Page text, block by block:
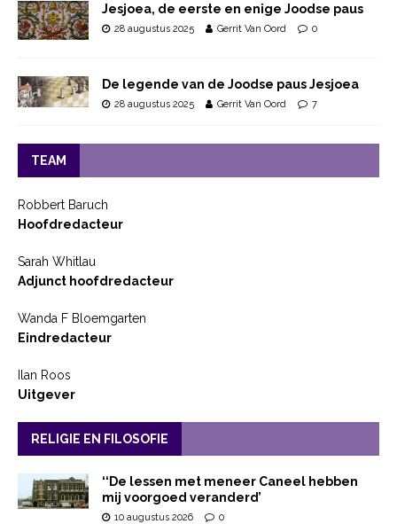
Jesjoea, de eerste en enige Joodse paus
28 augustus 2025 Gerrit Van Oord 0
De legende van de Joodse paus Jesjoea
28 augustus 2025 Gerrit Van Oord 7
TEAM
Robbert Baruch
Hoofdredacteur
Sarah Whitlau
Adjunct hoofdredacteur
Wanda F Bloemgarten
Eindredacteur
Ilan Roos
Uitgever
RELIGIE EN FILOSOFIE
‘‘De lessen met meneer Caneel hebben
mij voorgoed veranderd’
10 augustus 2026 0